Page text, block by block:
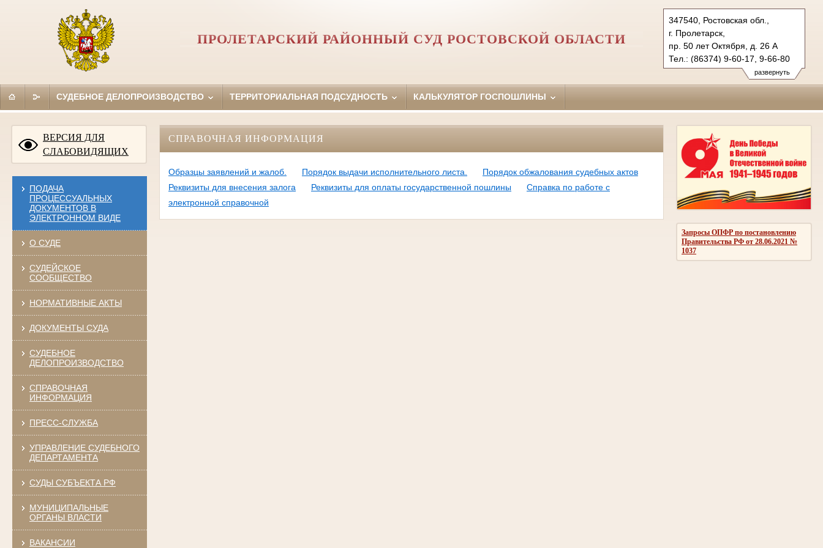
развернуть
347540, Ростовская обл.,
г. Пролетарск,
пр. 50 лет Октября, д. 26 А
Тел.: (86374) 9-60-17, 9-66-80
proletarskys.ros@sudrf.ru
схема проезда
ПРОЛЕТАРСКИЙ РАЙОННЫЙ СУД РОСТОВСКОЙ ОБЛАСТИ
СУДЕБНОЕ ДЕЛОПРОИЗВОДСТВО ТЕРРИТОРИАЛЬНАЯ ПОДСУДНОСТЬ КАЛЬКУЛЯТОР ГОСПОШЛИНЫ
ВЕРСИЯ ДЛЯ
СЛАБОВИДЯЩИХ
ПОДАЧА
ПРОЦЕССУАЛЬНЫХ
ДОКУМЕНТОВ В
ЭЛЕКТРОННОМ ВИДЕ
О СУДЕ
СУДЕЙСКОЕ
СООБЩЕСТВО
НОРМАТИВНЫЕ АКТЫ
ДОКУМЕНТЫ СУДА
СУДЕБНОЕ
ДЕЛОПРОИЗВОДСТВО
СПРАВОЧНАЯ
ИНФОРМАЦИЯ
ПРЕСС-СЛУЖБА
УПРАВЛЕНИЕ СУДЕБНОГО
ДЕПАРТАМЕНТА
СУДЫ СУБЪЕКТА РФ
МУНИЦИПАЛЬНЫЕ
ОРГАНЫ ВЛАСТИ
ВАКАНСИИ
Запросы ОПФР по постановлению
Правительства РФ от 28.06.2021 №
1037
СПРАВОЧНАЯ ИНФОРМАЦИЯ
Образцы заявлений и жалоб. Порядок выдачи исполнительного листа.
Порядок обжалования судебных актов
Реквизиты для внесения залога
Реквизиты для оплаты государственной пошлины
Справка по работе с
электронной справочной